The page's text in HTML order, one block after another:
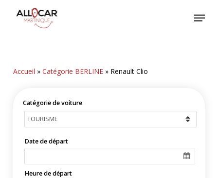
Menu
Accueil » Catégorie BERLINE» Renault Clio
Catégorie de voiture
Date de départ
Heure de départ